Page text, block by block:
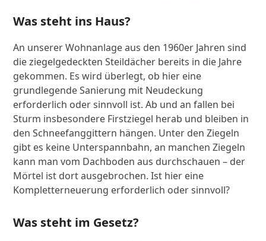
Was steht ins Haus?
An unserer Wohnanlage aus den 1960er Jahren sind
die ziegelgedeckten Steildächer bereits in die Jahre
gekommen. Es wird überlegt, ob hier eine
grundlegende Sanierung mit Neudeckung
erforderlich oder sinnvoll ist. Ab und an fallen bei
Sturm insbesondere Firstziegel herab und bleiben in
den Schneefanggittern hängen. Unter den Ziegeln
gibt es keine Unterspannbahn, an manchen Ziegeln
kann man vom Dachboden aus durchschauen – der
Mörtel ist dort ausgebrochen. Ist hier eine
Kompletterneuerung erforderlich oder sinnvoll?
Was steht im Gesetz?